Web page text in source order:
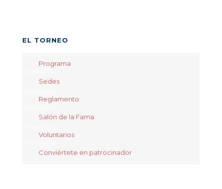
EL TORNEO
Programa
Sedes
Reglamento
Salón de la Fama
Voluntarios
Conviértete en patrocinador